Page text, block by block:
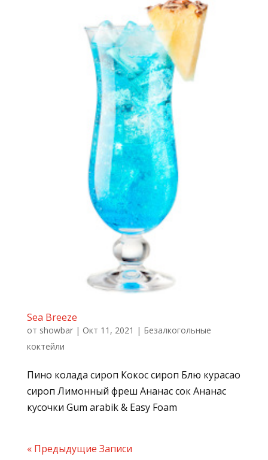
Sea Breeze
от showbar| Окт 11, 2021 | Безалкогольные
коктейли
Пино колада сироп Кокос сироп Блю курасао
сироп Лимонный фреш Ананас сок Ананас
кусочки Gum arabik & Easy Foam
« Предыдущие Записи